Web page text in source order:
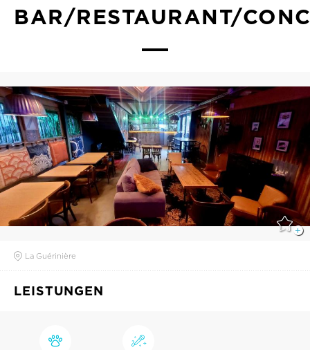
BAR/RESTAURANT/
La Guérinière
LEISTUNGEN